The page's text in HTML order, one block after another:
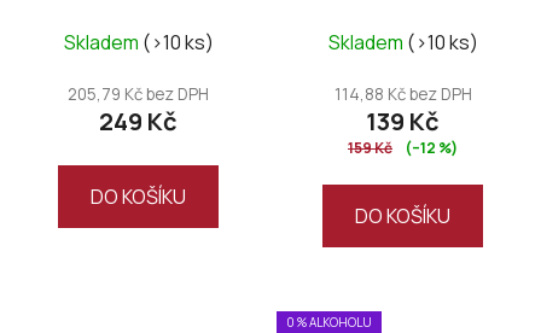
hodnocení
produktu
je
z
Skladem (>10 ks)
205,79 Kč bez DPH
249 Kč
DO KOŠÍKU
Skladem (>10 ks)
114,88 Kč bez DPH
139 Kč
159 Kč (–12 %)
DO KOŠÍKU
0 % ALKOHOLU